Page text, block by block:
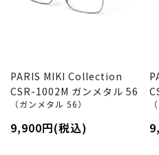
PARIS MIKI Collection
CSR-1002M ガンメタル 56
（ガンメタル 56）
9,900円(税込)